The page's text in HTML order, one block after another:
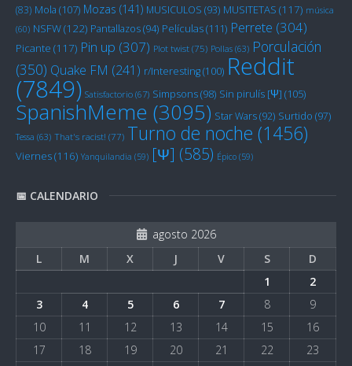
(83) Mola (107) Mozas (141) MUSICULOS (93) MUSITETAS (117) música
(60) NSFW(122) Pantallazos(94) Películas(111) Perrete (304)
Picante (117) Pin up (307) Plot twist (75) Pollas (63) Porculación
(350) Quake FM (241) r/Interesting(100) Reddit
(7849) Satisfactorio (67) Simpsons(98) Sin pirulís [Ψ] (105)
SpanishMeme (3095) Star Wars(92) Surtido (97)
Tessa (63) That's racist! (77) Turno de noche (1456)
Viernes(116) Yanquilandia (59) [Ψ] (585) Épico (59)
📅 CALENDARIO
agosto 2026
L
M X J V S
D
1
2
3
4 5 6 7 8
9
10
11 12 13 14 15
16
17
18 19 20 21 22
23